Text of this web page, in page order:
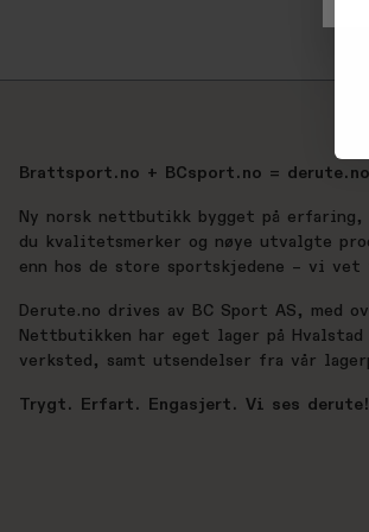
Brattsport.no + BCsport.no = derute.no
Ny norsk nettbutikk bygget på
du kvalitetsmerker og nøye utvalgte
enn hos de store sportskjedene – vi
Derute.no drives av BC Sport AS,
Nettbutikken har eget lager på
verksted, samt utsendelser fra vår
Trygt. Erfart. Engasjert. Vi ses derute!